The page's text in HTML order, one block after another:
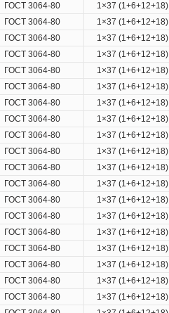
ГОСТ 3064-80 1×37 (1+6+12+18)
ГОСТ 3064-80 1×37 (1+6+12+18)
ГОСТ 3064-80 1×37 (1+6+12+18)
ГОСТ 3064-80 1×37 (1+6+12+18)
ГОСТ 3064-80 1×37 (1+6+12+18)
ГОСТ 3064-80 1×37 (1+6+12+18)
ГОСТ 3064-80 1×37 (1+6+12+18)
ГОСТ 3064-80 1×37 (1+6+12+18)
ГОСТ 3064-80 1×37 (1+6+12+18)
ГОСТ 3064-80 1×37 (1+6+12+18)
ГОСТ 3064-80 1×37 (1+6+12+18)
ГОСТ 3064-80 1×37 (1+6+12+18)
ГОСТ 3064-80 1×37 (1+6+12+18)
ГОСТ 3064-80 1×37 (1+6+12+18)
ГОСТ 3064-80 1×37 (1+6+12+18)
ГОСТ 3064-80 1×37 (1+6+12+18)
ГОСТ 3064-80 1×37 (1+6+12+18)
ГОСТ 3064-80 1×37 (1+6+12+18)
ГОСТ 3064-80 1×37 (1+6+12+18)